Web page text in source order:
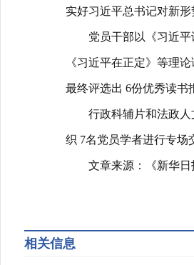
实好习近平总书记对新
党员干部以《习近平谈
《习近平在正定》等理
最终评选出 6份优秀读书
行政科辅片和法政人文
织 7名党员学者进行专场
文章来源：《新华日
相关信息